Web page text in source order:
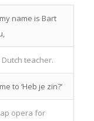
name is Bart
teacher.
to ‘Heb je zin?’
opera for